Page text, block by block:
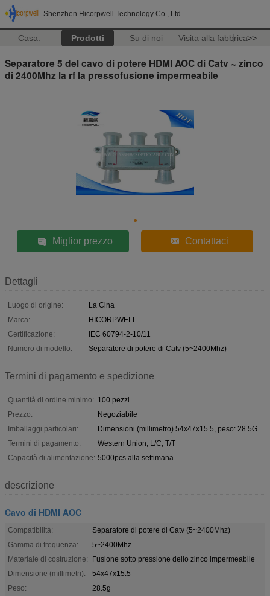
Shenzhen Hicorpwell Technology Co., Ltd
Casa. Prodotti Su di noi Visita alla fabbrica>>
Separatore 5 del cavo di potere HDMI AOC di Catv ~ zinco
di 2400Mhz la rf la pressofusione impermeabile
Miglior prezzo Contattaci
Dettagli
Luogo di origine:
La Cina
Marca:
HICORPWELL
Certificazione:
IEC 60794-2-10/11
Numero di modello:
Separatore di potere di Catv (5~2400Mhz)
Termini di pagamento e spedizione
Quantità di ordine minimo: 100 pezzi
Prezzo:
Negoziabile
Imballaggi particolari:
Dimensioni (millimetro) 54x47x15.5, peso: 28.5G
Termini di pagamento:
Western Union, L/C, T/T
Capacità di alimentazione: 5000pcs alla settimana
descrizione
Cavo di HDMI AOC
Compatibilità:
Separatore di potere di Catv (5~2400Mhz)
Gamma di frequenza:
5~2400Mhz
Materiale di costruzione:
Fusione sotto pressione dello zinco impermeabile
Dimensione (millimetri):
54x47x15.5
Peso:
28.5g